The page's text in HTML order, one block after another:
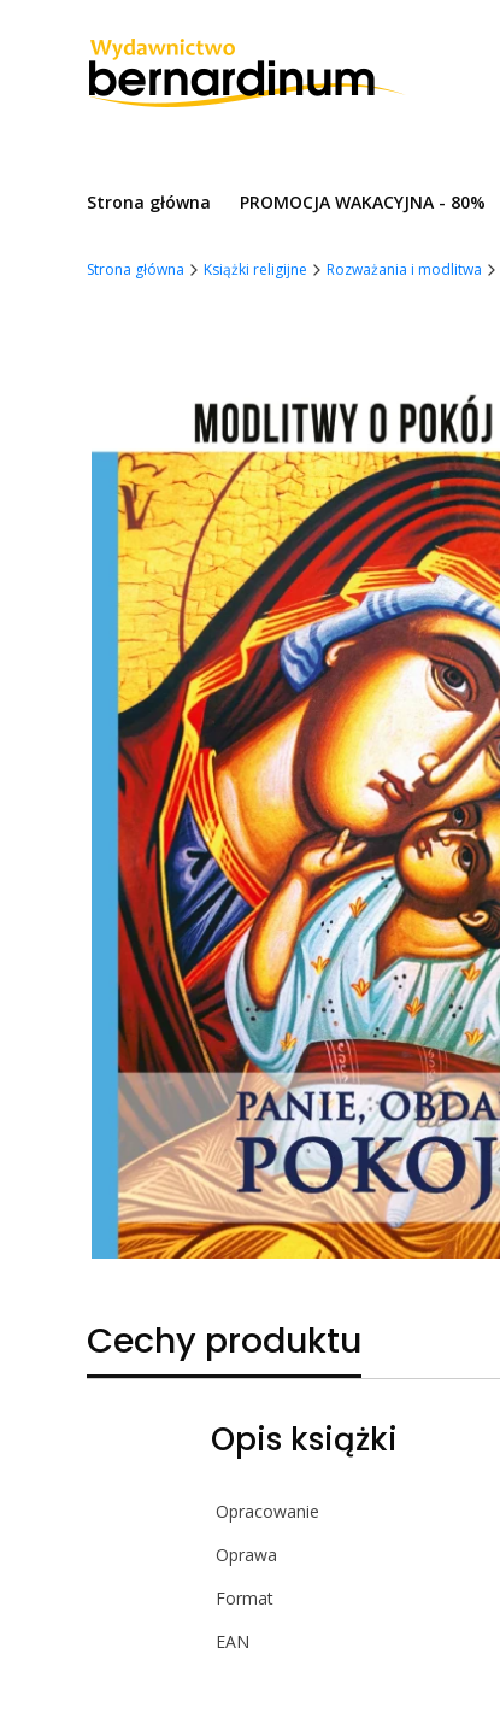
Strona główna PROMOCJA WAKACYJNA - 80%
Strona główna Książki religijne Rozważania i modlitwa
Cechy produktu
Opis książki
Opracowanie
Oprawa
Format
EAN